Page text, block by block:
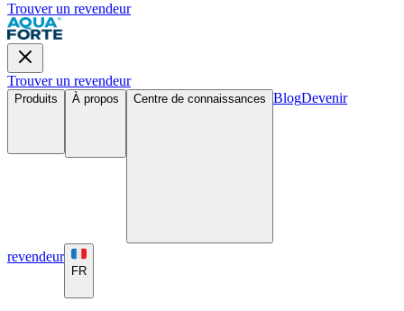
Trouver un revendeur
Trouver un revendeur
Produits À propos Centre de connaissances BlogDevenir
revendeur
FR